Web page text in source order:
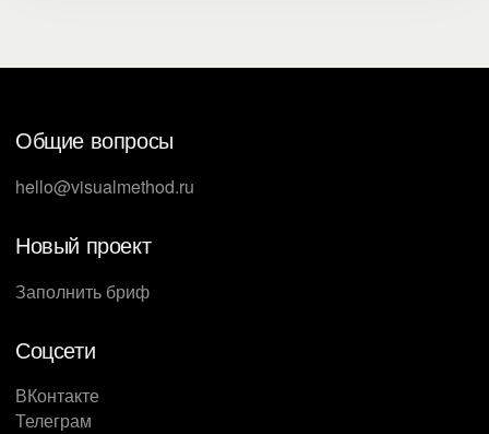
Общие вопросы
hello@visualmethod.ru
Новый проект
Заполнить бриф
Соцсети
ВКонтакте
Телеграм